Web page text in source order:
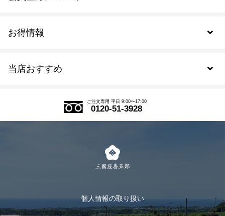
当店おすすめ
式部の香りシリーズ
お茶のギフト
お得情報
会員規約について
ログイン
ご注文専用 平日 9:00〜17:00
0120-51-3928
個人情報の取り扱い